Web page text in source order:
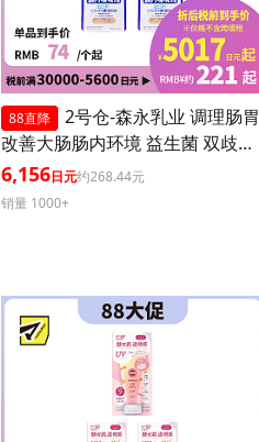
88直降
2号仓-森永乳业 调理肠胃
改善大肠肠内环境 益生菌 双歧杆
菌胶囊 30粒 3个装
6,156日元约268.44元
销量 1000+